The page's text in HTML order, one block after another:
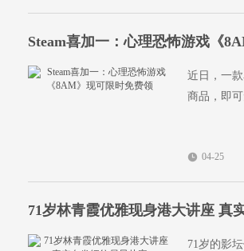
Steam喜加一：心理恐怖游戏《
近日，一
商品，即可
04-25
71岁林青霞优雅现身港大讲座 真
71岁的影